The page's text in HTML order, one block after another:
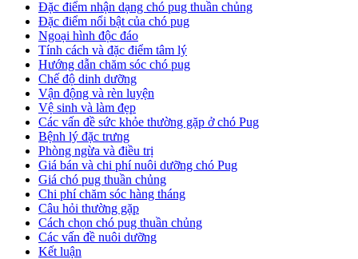
Đặc điểm nhận dạng chó pug thuần chủng
Đặc điểm nổi bật của chó pug
Ngoại hình độc đáo
Tính cách và đặc điểm tâm lý
Hướng dẫn chăm sóc chó pug
Chế độ dinh dưỡng
Vận động và rèn luyện
Vệ sinh và làm đẹp
Các vấn đề sức khỏe thường gặp ở chó Pug
Bệnh lý đặc trưng
Phòng ngừa và điều trị
Giá bán và chi phí nuôi dưỡng chó Pug
Giá chó pug thuần chủng
Chi phí chăm sóc hàng tháng
Câu hỏi thường gặp
Cách chọn chó pug thuần chủng
Các vấn đề nuôi dưỡng
Kết luận